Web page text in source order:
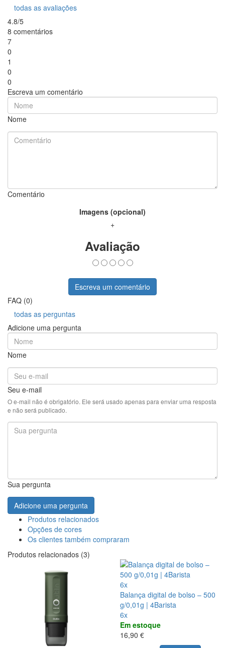
todas as avaliações
4.8/5
8 comentários
7
0
1
0
0
Escreva um comentário
Nome
Comentário
Imagens (opcional)
+
Avaliação
Escreva um comentário
FAQ (0)
todas as perguntas
Adicione uma pergunta
Nome
Seu e-mail
O e-mail não é obrigatório. Ele será usado apenas para enviar uma resposta
e não será publicado.
Sua pergunta
Adicione uma pergunta
Produtos relacionados
Opções de cores
Os clientes também compraram
Produtos relacionados (3)
6x
Balança digital de bolso – 500
g/0,01g | 4Barista
6x
Em estoque
16,90 €